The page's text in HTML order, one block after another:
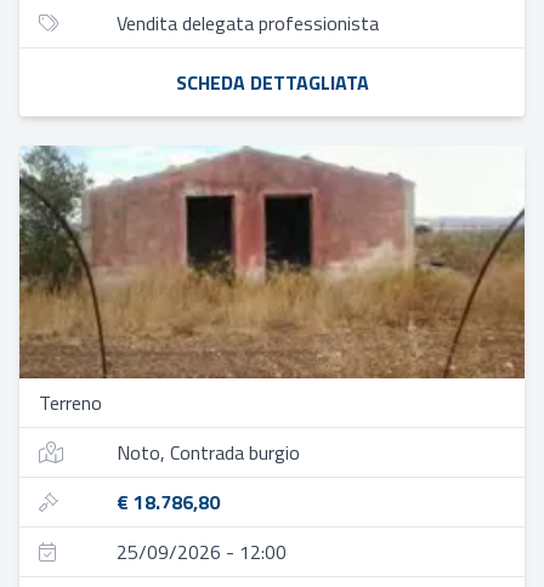
Vendita delegata professionista
SCHEDA DETTAGLIATA
Terreno
Noto, Contrada burgio
€ 18.786,80
25/09/2026 - 12:00